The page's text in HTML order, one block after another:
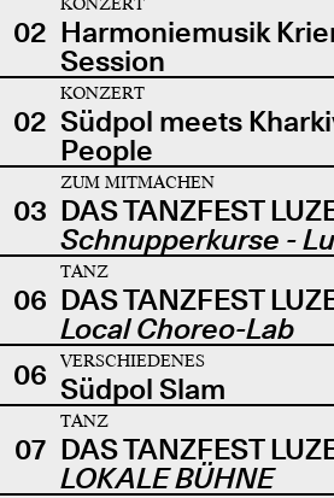
02 Harmoniemusik
Session
02
KONZERT
Südpol meets
People
03
ZUM MITMACHEN
DAS TANZFEST
Schnupperkurse -
06
TANZ
DAS TANZFEST
Local Choreo-Lab
06
VERSCHIEDENES
Südpol Slam
07
TANZ
DAS TANZFEST
LOKALE BÜHNE